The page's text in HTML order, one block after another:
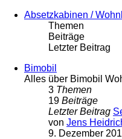
Absetzkabinen /
Themen
Beiträge
Letzter Beitrag
Bimobil
Alles über Bimobil
3 Themen
19 Beiträge
Letzter Beitrag
von Jens
9. Dezember